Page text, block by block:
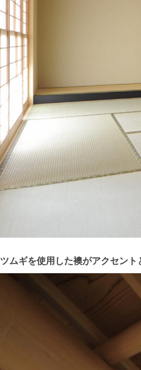
ムギを使用した襖がアクセン